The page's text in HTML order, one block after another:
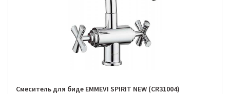
Смеситель для биде EMMEVI SPIRIT NEW (CR31004)